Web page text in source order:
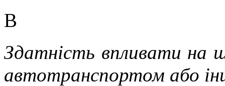
В
Здатність впливати на
автотранспортом або